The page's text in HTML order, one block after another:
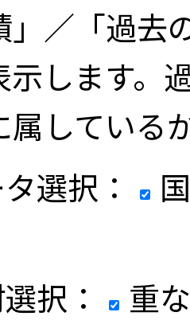
」／「過去
示します。
属している
選択：
択：
重